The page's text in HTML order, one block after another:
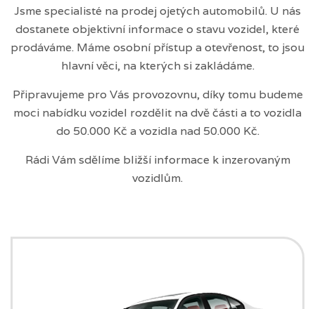
Jsme specialisté na prodej ojetých automobilů. U nás
dostanete objektivní informace o stavu vozidel, které
prodáváme. Máme osobní přístup a otevřenost, to jsou
hlavní věci, na kterých si zakládáme.
Připravujeme pro Vás provozovnu, díky tomu budeme
moci nabídku vozidel rozdělit na dvě části a to vozidla
do 50.000 Kč a vozidla nad 50.000 Kč.
Rádi Vám sdělíme bližší informace k inzerovaným
vozidlům.